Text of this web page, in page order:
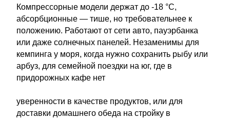
Компрессорные модели держат до -18 °C,
абсорбционные — тише, но требовательнее к
положению. Работают от сети авто, пауэрбанка
или даже солнечных панелей. Незаменимы для
кемпинга у моря, когда нужно сохранить рыбу или
арбуз, для семейной поездки на юг, где в
придорожных кафе нет
уверенности в качестве продуктов, или для
доставки домашнего обеда на стройку в